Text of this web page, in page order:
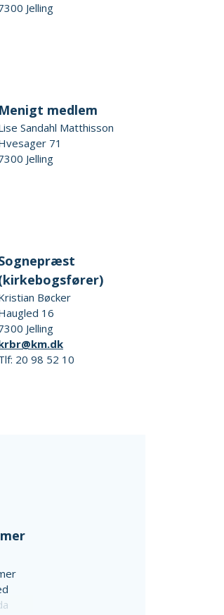
Jelling
Menigt medlem
Sandahl Matthisson
71
Jelling
Bøcker
16
Jelling
20 98 52 10